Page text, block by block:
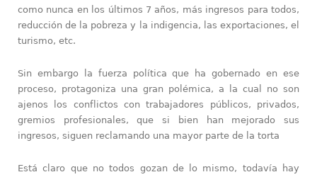
como nunca en los últimos 7 años, más ingresos para todos,
reducción de la pobreza y la indigencia, las exportaciones, el
turismo, etc.
Sin embargo la fuerza política que ha gobernado en ese
proceso, protagoniza una gran polémica, a la cual no son
ajenos los conflictos con trabajadores públicos, privados,
gremios profesionales, que si bien han mejorado sus
ingresos, siguen reclamando una mayor parte de la torta
Está claro que no todos gozan de lo mismo, todavía hay